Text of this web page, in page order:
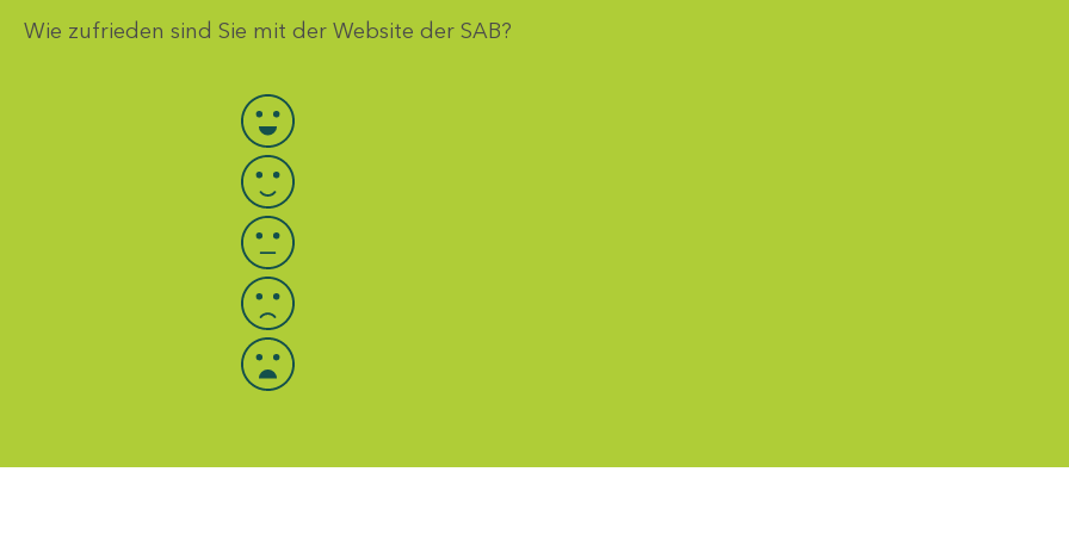
Wie zufrieden sind Sie mit der Website der SAB?
Bewertung auswählen